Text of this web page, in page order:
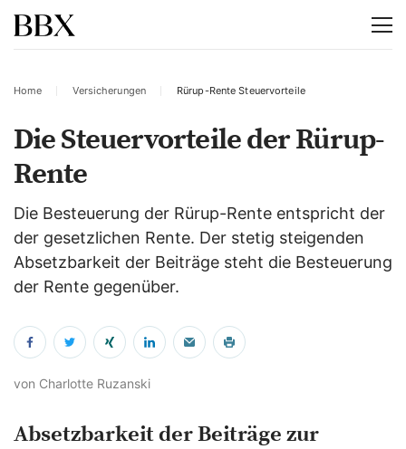
Home Versicherungen Rürup-Rente Steuervorteile
Die Steuervorteile der Rürup-
Rente
Die Besteuerung der Rürup-Rente entspricht der
der gesetzlichen Rente. Der stetig steigenden
Absetzbarkeit der Beiträge steht die Besteuerung
der Rente gegenüber.
von Charlotte Ruzanski
Absetzbarkeit der Beiträge zur